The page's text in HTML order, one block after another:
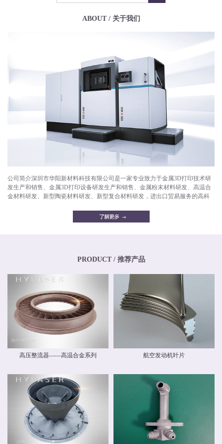
ABOUT / 关于我们
公司简介深圳市华阳新材料科技有限公司是一家专业致力于金属3D打印技术研
发生产和销售、金属3D打印设备研发生产和销售、金属粉末材料研发、高温合
金材料研发、新型陶瓷材料研发、新型复合材料研发，进出口贸易服务的高科
油喷嘴，减重机箱，散热器，异形件，模具，工艺品等。华阳新材料拥有一支
专业化、年轻化的技术团队，其骨干均为博士、硕士，其中博士生比例超过
联合研发合作关系。华阳新材料具有高素质人才的研发中心，，拥有一流的跨
检测设备，能够对材料物理力学性能、化学性能及疲劳损伤进行检测，能分析
材料化学成分、分析金属及金属间化合物的分布、分析晶体和晶界组织。 华阳
新材料现有激光专业级金属3D打印设备多台。公司具有ISO9001质量体系认
证，具备完整的质量管理体系。公司战略华阳的价值理念是 创造价值，创新报
国 ；核心竞争力是持续创新、快速响应。我们根据客户需求开发新产品和系统
方案，提供可靠的质量和最好的服务，并降低客户成本。
PRODUCT / 推荐产品
高压整流器——高温合金系列 航空发动机叶片